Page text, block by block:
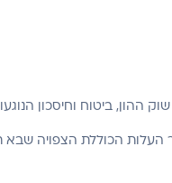
הכוללת הצפויה שבא